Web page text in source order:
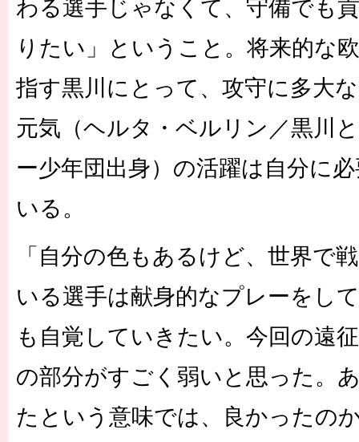
わる選手じゃなくて、守備でも
りたい」ということ。将来的な
指す黒川にとって、攻守に多大
元気（ヘルタ・ベルリン／黒川
ー少年団出身）の活躍は自分に
いる。
「自分の色もあるけど、世界で
いる選手は献身的なプレーをし
も自覚していきたい。今回の遠
の部分がすごく弱いと思った。
たという意味では、良かったの